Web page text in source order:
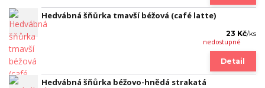
Hedvábná šňůrka tmavší béžová (café latte)
23 Kč/ks
nedostupné
Detail
Hedvábná šňůrka béžovo-hnědá strakatá